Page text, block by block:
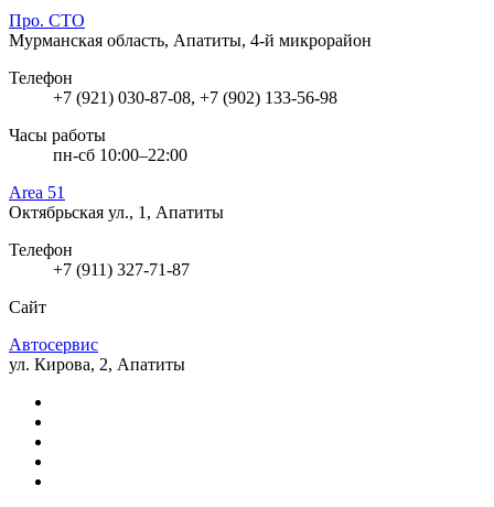
Про. СТО
Мурманская область, Апатиты, 4-й микрорайон
Телефон
+7 (921) 030-87-08, +7 (902) 133-56-98
Часы работы
пн-сб 10:00–22:00
Area 51
Октябрьская ул., 1, Апатиты
Телефон
+7 (911) 327-71-87
Сайт
Автосервис
ул. Кирова, 2, Апатиты